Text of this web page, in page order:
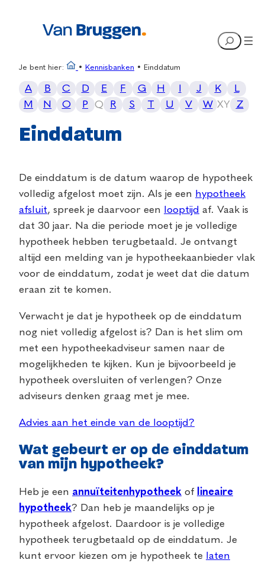
Search
Je bent hier: • Kennisbanken • Einddatum
A B C D E F G H J K
L
M
N O P Q R S T U V W XY Z
Einddatum
De einddatum is de datum waarop de hypotheek
volledig afgelost moet zijn. Als je een hypotheek
afsluit, spreek je daarvoor een looptijd af. Vaak is
dat 30 jaar. Na die periode moet je je volledige
hypotheek hebben terugbetaald. Je ontvangt
altijd een melding van je hypotheekaanbieder vlak
voor de einddatum, zodat je weet dat die datum
eraan zit te komen.
Verwacht je dat je hypotheek op de einddatum
nog niet volledig afgelost is? Dan is het slim om
met een hypotheekadviseur samen naar de
mogelijkheden te kijken. Kun je bijvoorbeeld je
hypotheek oversluiten of verlengen? Onze
adviseurs denken graag met je mee.
Advies aan het einde van de looptijd?
Wat gebeurt er op de einddatum
van mijn hypotheek?
Heb je een annuïteitenhypotheek of lineaire
hypotheek? Dan heb je maandelijks op je
hypotheek afgelost. Daardoor is je volledige
hypotheek terugbetaald op de einddatum. Je
kunt ervoor kiezen om je hypotheek te
laten